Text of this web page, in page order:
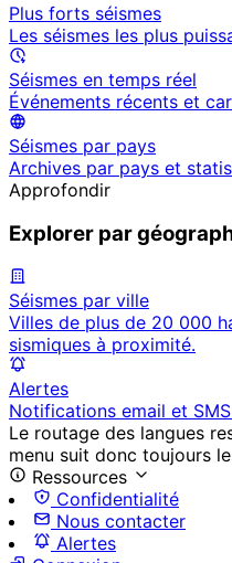
Plus forts séismes
Les séismes les plus
Séismes en temps réel
Événements récents et
Séismes par pays
Archives par pays et
Approfondir
Explorer par
Séismes par ville
Villes de plus de 20 000
sismiques à proximité.
Alertes
Notifications email et
Le routage des langues
menu suit donc toujours
Ressources
Confidentialité
Nous contacter
Alertes